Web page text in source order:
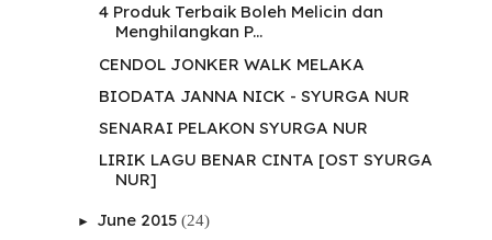
4 Produk Terbaik Boleh Melicin dan
Menghilangkan P...
CENDOL JONKER WALK MELAKA
BIODATA JANNA NICK - SYURGA NUR
SENARAI PELAKON SYURGA NUR
LIRIK LAGU BENAR CINTA [OST SYURGA
NUR]
► June 2015 (24)